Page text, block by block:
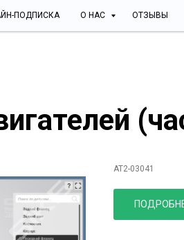
ПОДПИСКА О НАС ОТЗЫВЫ
AT2-03041